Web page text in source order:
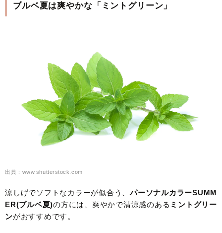
ブルベ夏は爽やかな「ミントグリーン」
出典：www.shutterstock.com
涼しげでソフトなカラーが似合う、パーソナルカラーSUMM
ER(ブルベ夏)の方には、爽やかで清涼感のある ミントグリー
ンがおすすめです。